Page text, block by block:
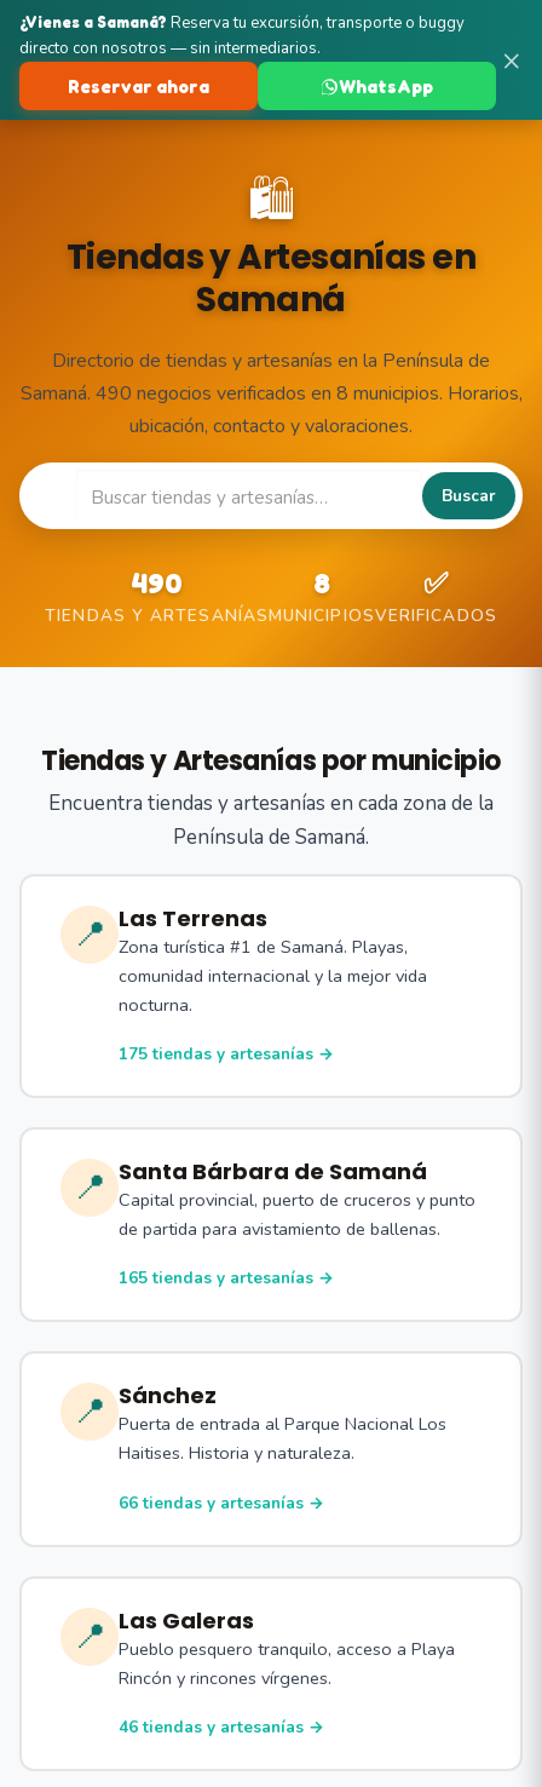
🛍️
Tiendas y Artesanías en
Samaná
Directorio de tiendas y artesanías en la Península de
Samaná. 490 negocios verificados en 8 municipios. Horarios,
ubicación, contacto y valoraciones.
Buscar
490
TIENDAS Y ARTESANÍAS
8
MUNICIPIOS
✅
VERIFICADOS
Tiendas y Artesanías por municipio
Encuentra tiendas y artesanías en cada zona de la
Península de Samaná.
📍 Las Terrenas
Zona turística #1 de Samaná. Playas,
comunidad internacional y la mejor vida
nocturna.
175 tiendas y artesanías →
📍 Santa Bárbara de Samaná
Capital provincial, puerto de cruceros y punto
de partida para avistamiento de ballenas.
165 tiendas y artesanías →
📍 Sánchez
Puerta de entrada al Parque Nacional Los
Haitises. Historia y naturaleza.
66 tiendas y artesanías →
📍 Las Galeras
Pueblo pesquero tranquilo, acceso a Playa
Rincón y rincones vírgenes.
46 tiendas y artesanías →
×
¿Vienes a Samaná? Reserva tu excursión, transporte o buggy
directo con nosotros — sin intermediarios.
Reservar ahora WhatsApp